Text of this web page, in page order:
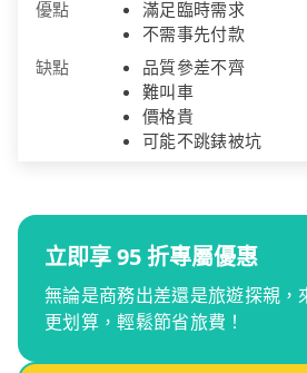
優點
滿足臨時需求
不需事先付款
缺點
品質參差不齊
難叫車
價格貴
可能不跳錶被坑
立即享 95 折專屬優惠
無論是商務出差還是旅遊探親，
更划算，輕鬆節省旅費！